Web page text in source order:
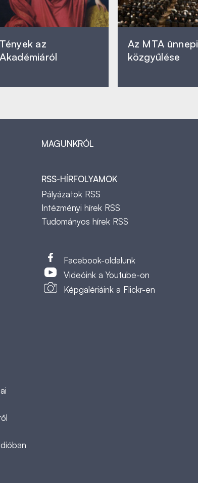
Tények az
Akadémiáról
Az MTA ünnepi
közgyűlése
MAGUNKRÓL
RSS-HÍRFOLYAMOK
Pályázatok RSS
Intézményi hírek RSS
Tudományos hírek RSS
Facebook-oldalunk
Videóink a Youtube-on
Képgalériáink a Flickr-en